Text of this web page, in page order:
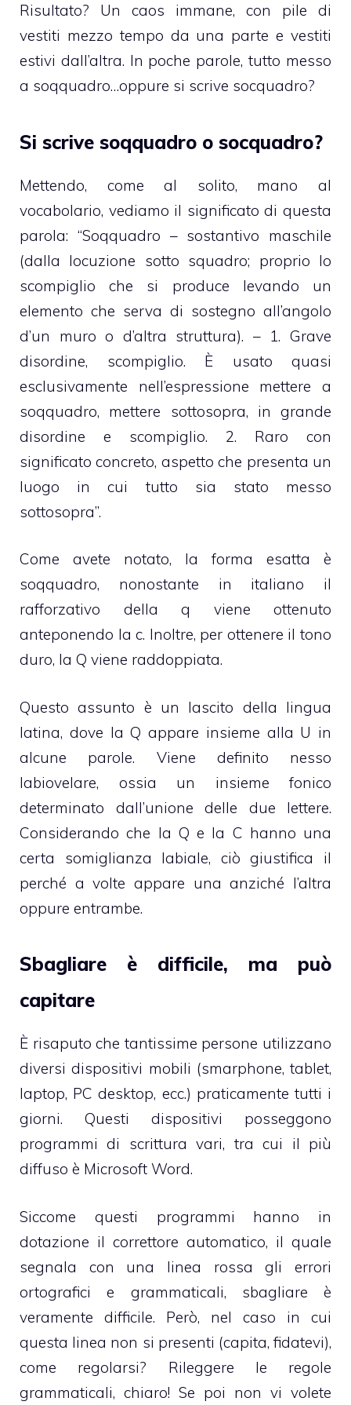
Risultato? Un caos immane, con pile di
vestiti mezzo tempo da una parte e vestiti
estivi dall’altra. In poche parole, tutto messo
a soqquadro…oppure si scrive socquadro?
Si scrive soqquadro o socquadro?
Mettendo, come al solito, mano al
vocabolario, vediamo il significato di questa
parola: “Soqquadro – sostantivo maschile
(dalla locuzione sotto squadro; proprio lo
scompiglio che si produce levando un
elemento che serva di sostegno all’angolo
d’un muro o d’altra struttura). – 1. Grave
disordine, scompiglio. È usato quasi
esclusivamente nell’espressione mettere a
soqquadro, mettere sottosopra, in grande
disordine e scompiglio. 2. Raro con
significato concreto, aspetto che presenta un
luogo in cui tutto sia stato messo
sottosopra”.
Come avete notato, la forma esatta è
soqquadro, nonostante in italiano il
rafforzativo della q viene ottenuto
anteponendo la c. Inoltre, per ottenere il tono
duro, la Q viene raddoppiata.
Questo assunto è un lascito della lingua
latina, dove la Q appare insieme alla U in
alcune parole. Viene definito nesso
labiovelare, ossia un insieme fonico
determinato dall’unione delle due lettere.
Considerando che la Q e la C hanno una
certa somiglianza labiale, ciò giustifica il
perché a volte appare una anziché l’altra
oppure entrambe.
Sbagliare è difficile, ma può
capitare
È risaputo che tantissime persone utilizzano
diversi dispositivi mobili (smarphone, tablet,
laptop, PC desktop, ecc.) praticamente tutti i
giorni. Questi dispositivi posseggono
programmi di scrittura vari, tra cui il più
diffuso è Microsoft Word.
Siccome questi programmi hanno in
dotazione il correttore automatico, il quale
segnala con una linea rossa gli errori
ortografici e grammaticali, sbagliare è
veramente difficile. Però, nel caso in cui
questa linea non si presenti (capita, fidatevi),
come regolarsi? Rileggere le regole
grammaticali, chiaro! Se poi non vi volete